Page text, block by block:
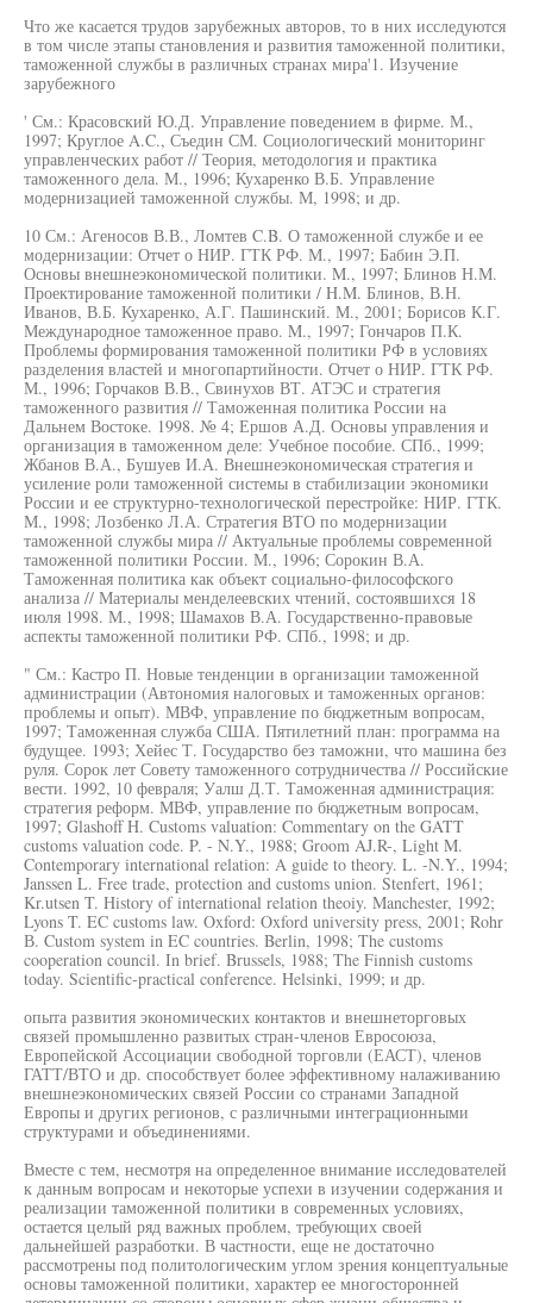
Что же касается трудов зарубежных авторов, то в них исследуются
в том числе этапы становления и развития таможенной политики,
таможенной службы в различных странах мира'1. Изучение
зарубежного
' См.: Красовский Ю.Д. Управление поведением в фирме. М.,
1997; Круглое A.C., Съедин СМ. Социологический мониторинг
управленческих работ // Теория, методология и практика
таможенного дела. М., 1996; Кухаренко В.Б. Управление
модернизацией таможенной службы. М, 1998; и др.
10 См.: Агеносов В.В., Ломтев C.B. О таможенной службе и ее
модернизации: Отчет о НИР. ГТК РФ. М., 1997; Бабин Э.П.
Основы внешнеэкономической политики. M., 1997; Блинов Н.М.
Проектирование таможенной политики / H.M. Блинов, В.Н.
Иванов, В.Б. Кухаренко, А.Г. Пашинский. М., 2001; Борисов К.Г.
Международное таможенное право. M., 1997; Гончаров П.К.
Проблемы формирования таможенной политики РФ в условиях
разделения властей и многопартийности. Отчет о НИР. ГТК РФ.
М., 1996; Горчаков В.В., Свинухов ВТ. АТЭС и стратегия
таможенного развития // Таможенная политика России на
Дальнем Востоке. 1998. № 4; Ершов А.Д. Основы управления и
организация в таможенном деле: Учебное пособие. СПб., 1999;
Жбанов В.А., Бушуев И.А. Внешнеэкономическая стратегия и
усиление роли таможенной системы в стабилизации экономики
России и ее структурно-технологической перестройке: НИР. ГТК.
М., 1998; Лозбенко Л.А. Стратегия ВТО по модернизации
таможенной службы мира // Актуальные проблемы современной
таможенной политики России. М., 1996; Сорокин В.А.
Таможенная политика как объект социально-философского
анализа // Материалы менделеевских чтений, состоявшихся 18
июля 1998. М., 1998; Шамахов В.А. Государственно-правовые
аспекты таможенной политики РФ. СПб., 1998; и др.
" См.: Кастро П. Новые тенденции в организации таможенной
администрации (Автономия налоговых и таможенных органов:
проблемы и опыт). МВФ, управление по бюджетным вопросам,
1997; Таможенная служба США. Пятилетний план: программа на
будущее. 1993; Хейес Т. Государство без таможни, что машина без
руля. Сорок лет Совету таможенного сотрудничества // Российские
вести. 1992, 10 февраля; Уалш Д.Т. Таможенная администрация:
стратегия реформ. МВФ, управление по бюджетным вопросам,
1997; Glashoff H. Customs valuation: Commentary on the GATT
customs valuation code. P. - N.Y., 1988; Groom AJ.R-, Light M.
Contemporary international relation: A guide to theory. L. -N.Y., 1994;
Janssen L. Free trade, protection and customs union. Stenfert, 1961;
Kr.utsen T. History of international relation theoiy. Manchester, 1992;
Lyons T. EC customs law. Oxford: Oxford university press, 2001; Rohr
В. Custom system in EC countries. Berlin, 1998; The customs
cooperation council. In brief. Brussels, 1988; The Finnish customs
today. Scientific-practical conference. Helsinki, 1999; и др.
опыта развития экономических контактов и внешнеторговых
связей промышленно развитых стран-членов Евросоюза,
Европейской Ассоциации свободной торговли (ЕАСТ), членов
ГАТТ/ВТО и др. способствует более эффективному налаживанию
внешнеэкономических связей России со странами Западной
Европы и других регионов, с различными интеграционными
структурами и объединениями.
Вместе с тем, несмотря на определенное внимание исследователей
к данным вопросам и некоторые успехи в изучении содержания и
реализации таможенной политики в современных условиях,
остается целый ряд важных проблем, требующих своей
дальнейшей разработки. В частности, еще не достаточно
рассмотрены под политологическим углом зрения концептуальные
основы таможенной политики, характер ее многосторонней